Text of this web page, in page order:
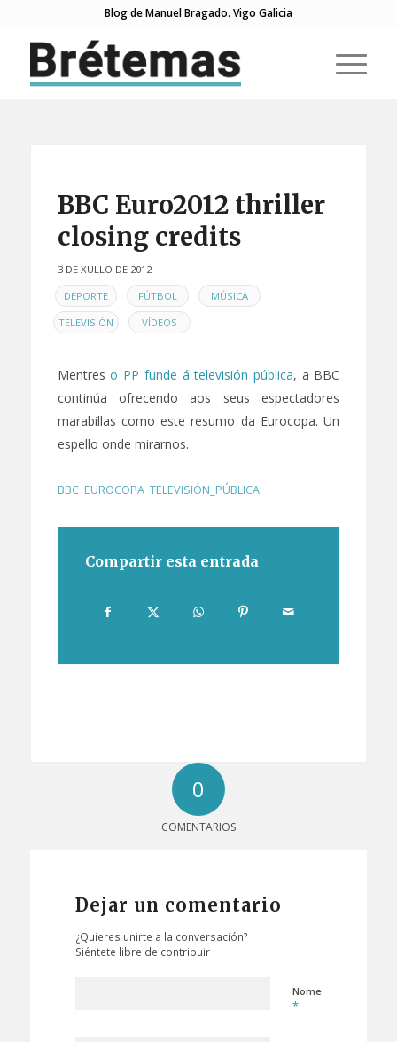
Blog de Manuel Bragado. Vigo Galicia
BBC Euro2012 thriller
closing credits
3 DE XULLO DE 2012
EN DEPORTE , FÚTBOL , MÚSICA ,
TELEVISIÓN , VÍDEOS
Mentreso PP funde á televisión pública, a BBC
continúa ofrecendo aos seus espectadores
marabillas como este resumo da Eurocopa. Un
espello onde mirarnos.
BBC, EUROCOPA, TELEVISIÓN_PÚBLICA
Compartir esta entrada
0
COMENTARIOS
Dejar un comentario
¿Quieres unirte a la conversación?
Siéntete libre de contribuir
Nome
*